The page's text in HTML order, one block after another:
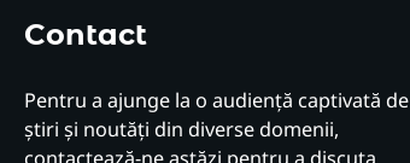
Contact
Pentru a ajunge la o audiență captivată de
știri și noutăți din diverse domenii,